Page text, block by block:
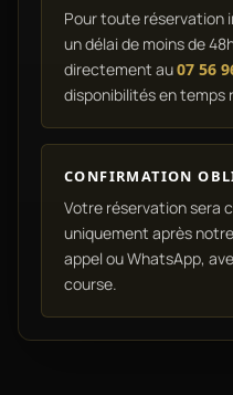
Pour toute réservation
un délai de moins de
directement au07 56
disponibilités en temps
CONFIRMATION
Votre réservation sera
uniquement après
appel ou WhatsApp,
course.